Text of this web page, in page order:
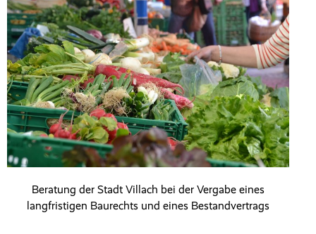
Beratung der Stadt Villach bei der Vergabe eines
langfristigen Baurechts und eines Bestandvertrags